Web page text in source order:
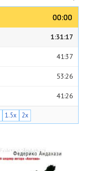
00:00
00:00
1:31:17
41:37
53:26
41:26
45:22
1.5x 2x